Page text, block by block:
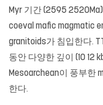
Myr 기간 (2595
coeval mafic magmatic
granitoids가 침입한다.
동안 다양한 깊이 (10 12
Mesoarchean이 풍부한
한다.